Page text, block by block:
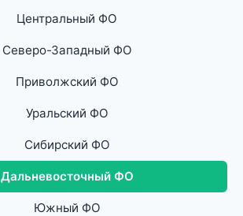
Центральный ФО
Северо-Западный ФО
Приволжский ФО
Уральский ФО
Сибирский ФО
Дальневосточный ФО
Южный ФО